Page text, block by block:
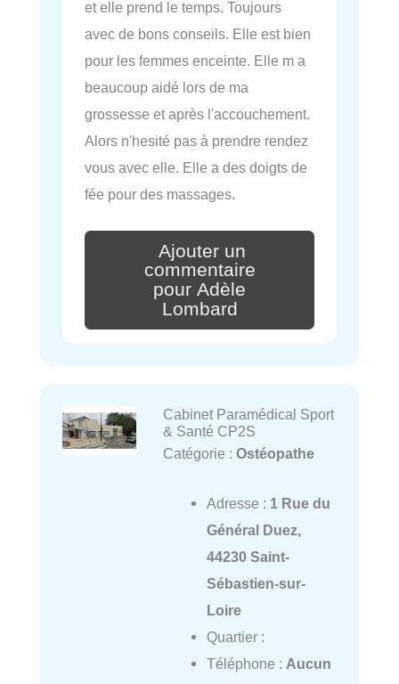
et elle prend le temps. Toujours
avec de bons conseils. Elle est bien
pour les femmes enceinte. Elle m a
beaucoup aidé lors de ma
grossesse et après l'accouchement.
Alors n'hesité pas à prendre rendez
vous avec elle. Elle a des doigts de
fée pour des massages.
Ajouter un
commentaire
pour Adèle
Lombard
Cabinet Paramédical Sport
& Santé CP2S
Catégorie : Ostéopathe
Adresse : 1 Rue du
Général Duez,
44230 Saint-
Sébastien-sur-
Loire
Quartier :
Téléphone : Aucun